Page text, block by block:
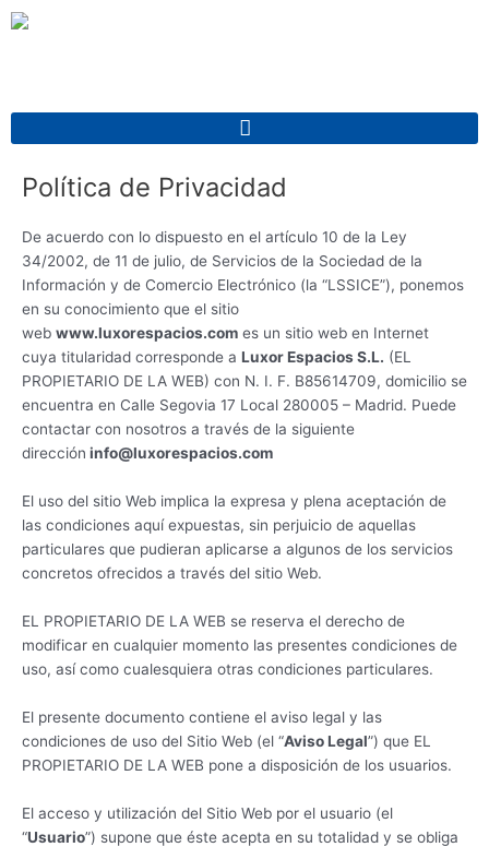
Política de Privacidad
De acuerdo con lo dispuesto en el artículo 10 de la Ley
34/2002, de 11 de julio, de Servicios de la Sociedad de la
Información y de Comercio Electrónico (la “LSSICE”), ponemos
en su conocimiento que el sitio
web www.luxorespacios.com es un sitio web en Internet
cuya titularidad corresponde a Luxor Espacios S.L. (EL
PROPIETARIO DE LA WEB) con N. I. F. B85614709, domicilio se
encuentra en Calle Segovia 17 Local 280005 – Madrid. Puede
contactar con nosotros a través de la siguiente
dirección info@luxorespacios.com
El uso del sitio Web implica la expresa y plena aceptación de
las condiciones aquí expuestas, sin perjuicio de aquellas
particulares que pudieran aplicarse a algunos de los servicios
concretos ofrecidos a través del sitio Web.
EL PROPIETARIO DE LA WEB se reserva el derecho de
modificar en cualquier momento las presentes condiciones de
uso, así como cualesquiera otras condiciones particulares.
El presente documento contiene el aviso legal y las
condiciones de uso del Sitio Web (el “Aviso Legal”) que EL
PROPIETARIO DE LA WEB pone a disposición de los usuarios.
El acceso y utilización del Sitio Web por el usuario (el
“Usuario”) supone que éste acepta en su totalidad y se obliga